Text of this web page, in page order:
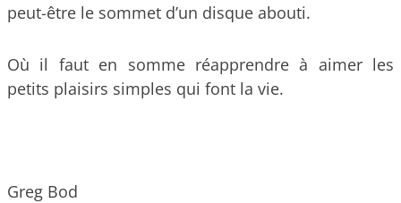
peut-être le sommet d’un disque abouti.
Où il faut en somme réapprendre à aimer les
petits plaisirs simples qui font la vie.
Greg Bod